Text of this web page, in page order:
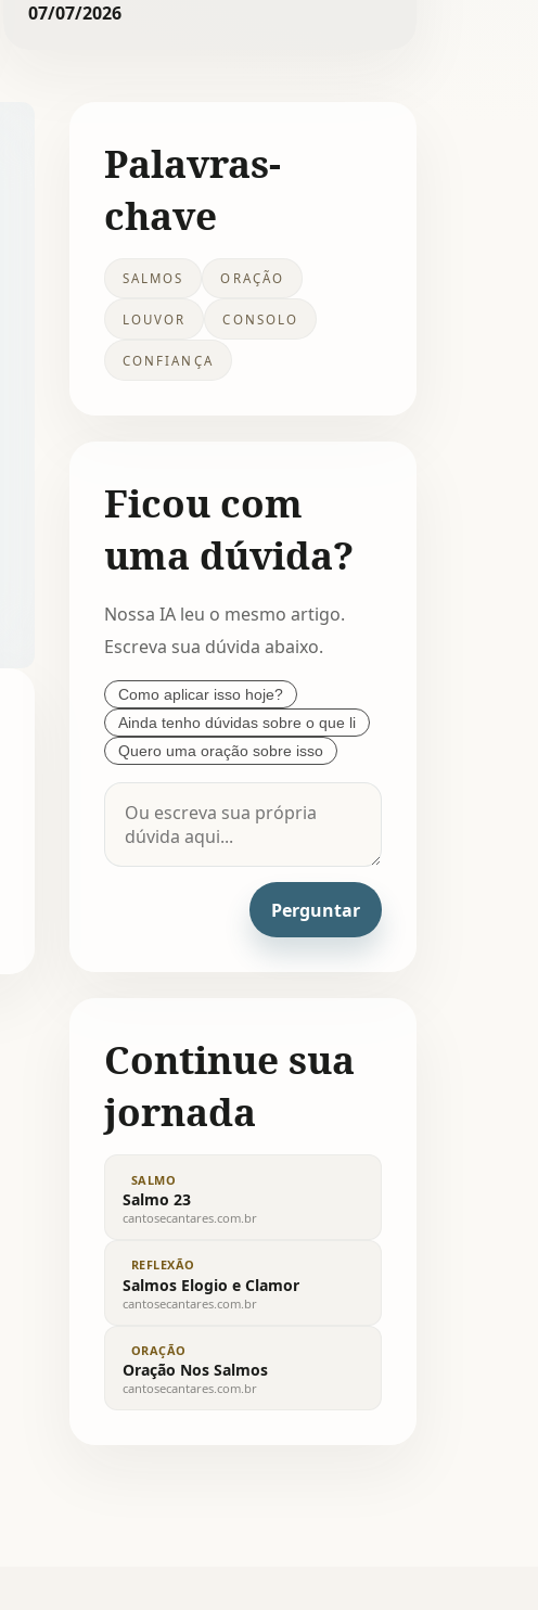
07/07/2026
Palavras-
chave
SALMOS ORAÇÃO
LOUVOR CONSOLO
CONFIANÇA
Ficou com
uma dúvida?
Nossa IA leu o mesmo artigo.
Escreva sua dúvida abaixo.
Como aplicar isso hoje?
Ainda tenho dúvidas sobre o que li
Quero uma oração sobre isso
Perguntar
Continue sua
jornada
SALMO
Salmo 23
cantosecantares.com.br
REFLEXÃO
Salmos Elogio e Clamor
cantosecantares.com.br
ORAÇÃO
Oração Nos Salmos
cantosecantares.com.br